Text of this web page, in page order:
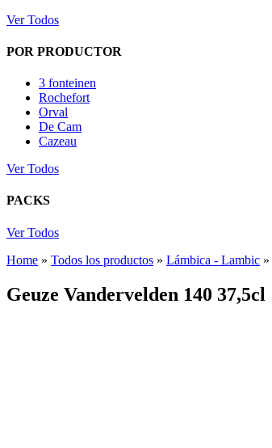
Ver Todos
POR PRODUCTOR
3 fonteinen
Rochefort
Orval
De Cam
Cazeau
Ver Todos
PACKS
Ver Todos
Home » Todos los productos » Lámbica - Lambic »
Geuze Vandervelden 140 37,5cl